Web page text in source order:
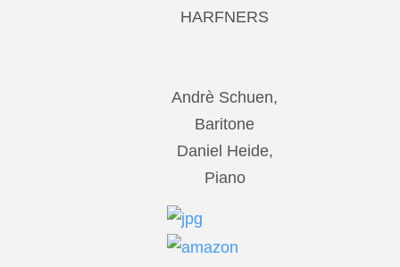
HARFNERS
Andrè Schuen,
Baritone
Daniel Heide,
Piano